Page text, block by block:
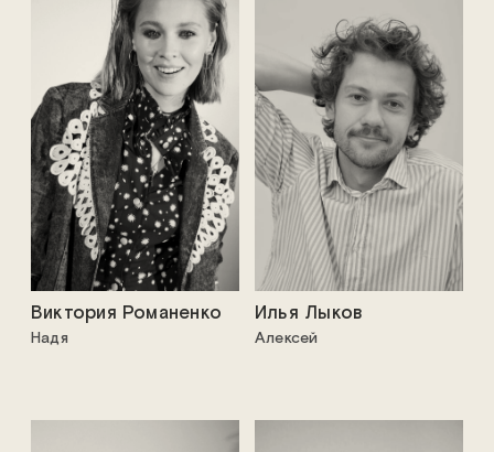
Виктория Романенко
Надя
Илья Лыков
Алексей